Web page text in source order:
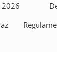
2026